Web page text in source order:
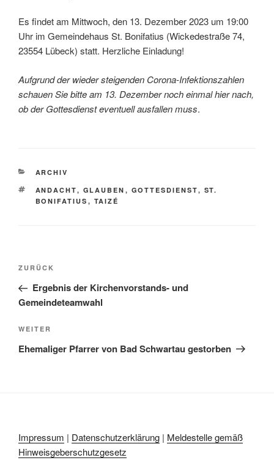
Es findet am Mittwoch, den 13. Dezember 2023 um 19:00
Uhr im Gemeindehaus St. Bonifatius (Wickedestraße 74,
23554 Lübeck) statt. Herzliche Einladung!
Aufgrund der wieder steigenden Corona-Infektionszahlen
schauen Sie bitte am 13. Dezember noch einmal hier nach,
ob der Gottesdienst eventuell ausfallen muss.
KATEGORIEN
ARCHIV
SCHLAGWÖRTER
ANDACHT, GLAUBEN , GOTTESDIENST, ST.
BONIFATIUS , TAIZÉ
Beitragsnavigation
Vorheriger
Beitrag
ZURÜCK
Ergebnis der Kirchenvorstands- und
Gemeindeteamwahl
Nächster
Beitrag
WEITER
Ehemaliger Pfarrer von Bad Schwartau gestorben
Impressum | Datenschutzerklärung | Meldestelle gemäß
Hinweisgeberschutzgesetz